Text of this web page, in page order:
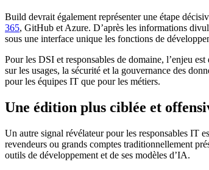
Build devrait également représenter une étape
365, GitHub et Azure. D’après les informations
sous une interface unique les fonctions de
Pour les DSI et responsables de domaine, l’enjeu
sur les usages, la sécurité et la gouvernance des
pour les équipes IT que pour les métiers.
Une édition plus ciblée et
Un autre signal révélateur pour les responsables IT
revendeurs ou grands comptes traditionnellement
outils de développement et de ses modèles d’IA.